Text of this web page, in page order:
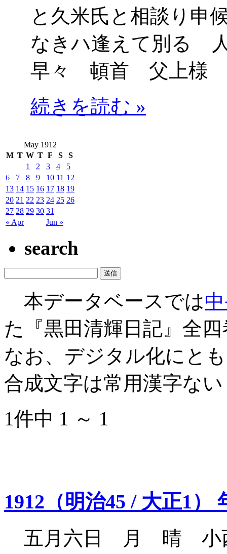
と久米氏と相談り
なきハ逢えて別る
早々 頓首 父上
続きを読む »
May 1912
M T W T F S S
« Apr Jun »
1 2 3 4
5
6
7 8 9 10 11 12
13 14 15 16 17 18 19
20 21 22 23 24 25 26
27 28 29 30 31
search
本データベースでは
た『黒田清輝日記』全
なお、デジタル化にと
合成文字は常用漢字な
1件中 1 ～ 1
1912（明治45 / 大正1）
五月六日 月 晴 小